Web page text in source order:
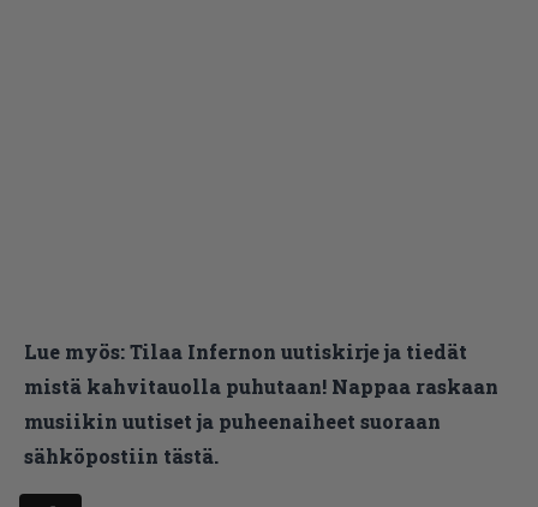
Lue myös:Tilaa Infernon uutiskirje ja tiedät
mistä kahvitauolla puhutaan! Nappaa raskaan
musiikin uutiset ja puheenaiheet suoraan
sähköpostiin tästä.